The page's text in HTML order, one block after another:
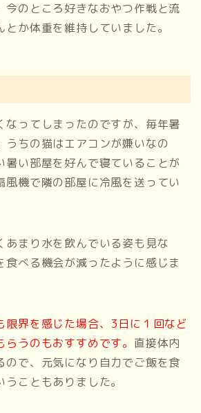
今のところ好きなおやつ作戦と流
か体重を維持していました。
なってしまったのですが、毎年暑
うちの猫はエアコンが嫌いなの
暑い部屋を好んで寝ていることが
風機で隣の部屋に冷風を送ってい
あまり水を飲んでいる姿も見な
食べる機会が減ったように感じま
限界を感じた場合、3日に１回など
うのもおすすめです。 直接体内
ので、元気になり自力でご飯を食
こともありました。